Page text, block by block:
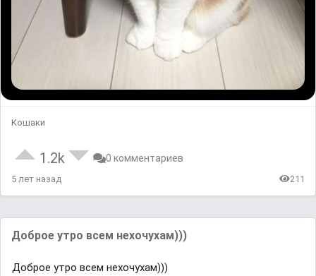
Кошаки
1.2k 0 комментариев
5 лет назад 211
Доброе утро всем нехочухам)))
Доброе утро всем нехочухам)))